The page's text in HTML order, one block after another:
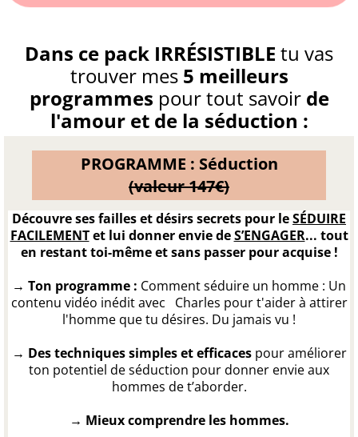
Dans ce pack IRRÉSISTIBLE tu vas
trouver mes5 meilleurs
programmes pour tout savoirde
l'amour et de la séduction :
PROGRAMME : Séduction
(valeur 147€)
Découvre ses failles et désirs secrets pour leSÉDUIRE
FACILEMENTet lui donner envie deS’ENGAGER... tout
en restant toi-même et sans passer pour acquise !
→ Ton programme : Comment séduire un homme : Un
contenu vidéo inédit avec Charles pour t'aider à attirer
l'homme que tu désires. Du jamais vu !
→ Des techniques simples et efficaces pour améliorer
ton potentiel de séduction pour donner envie aux
hommes de t’aborder.
→ ​Mieux comprendre les hommes.